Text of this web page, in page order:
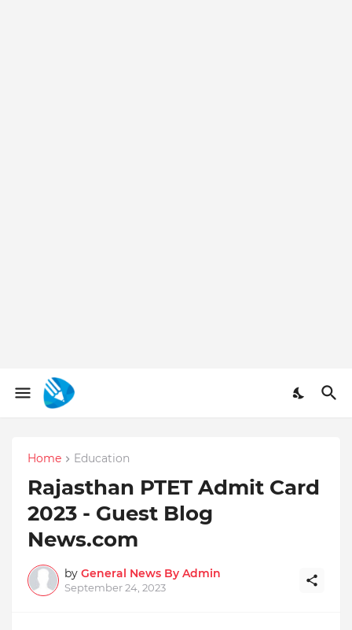
Home Education
Rajasthan PTET Admit Card
2023 - Guest Blog
News.com
by General News By Admin
September 24, 2023